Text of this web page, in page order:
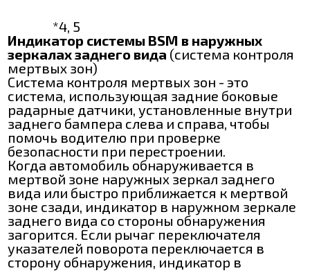
*4, 5
Индикатор системы BSM в наружных
зеркалах заднего вида (система контроля
мертвых зон)
Система контроля мертвых зон - это
система, использующая задние боковые
радарные датчики, установленные внутри
заднего бампера слева и справа, чтобы
помочь водителю при проверке
безопасности при перестроении.
Когда автомобиль обнаруживается в
мертвой зоне наружных зеркал заднего
вида или быстро приближается к мертвой
зоне сзади, индикатор в наружном зеркале
заднего вида со стороны обнаружения
загорится. Если рычаг переключателя
указателей поворота переключается в
сторону обнаружения, индикатор в